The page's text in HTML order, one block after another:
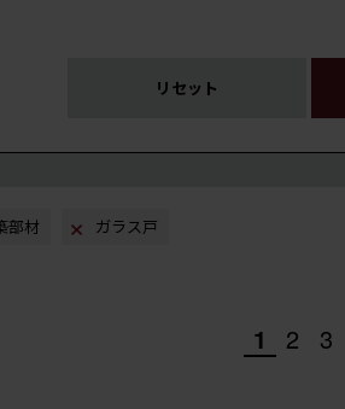
リセット
部材 ガラス戸
1 2 3